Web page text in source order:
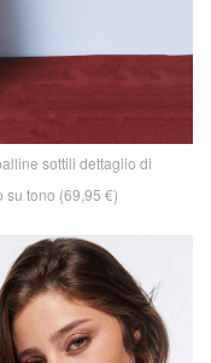
sottili dettaglio di
tono (69,95 €)